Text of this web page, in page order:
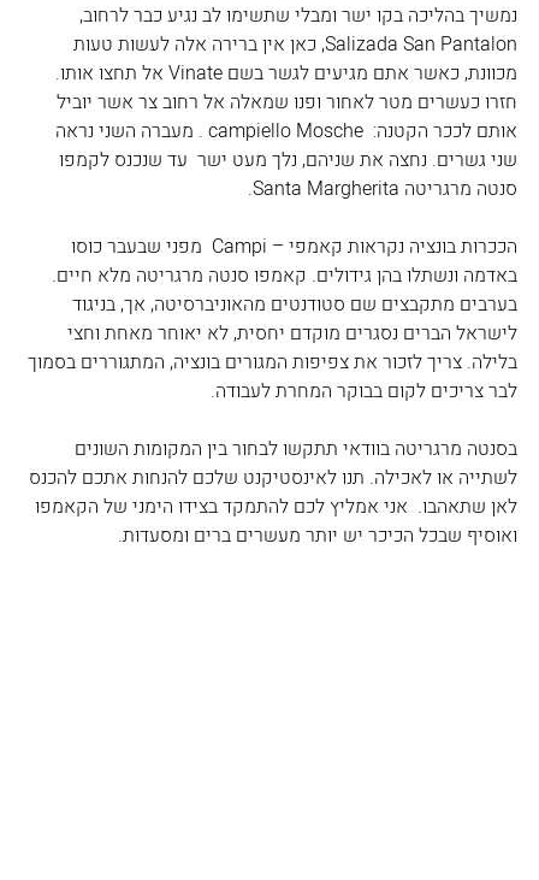
נמשיך בהליכה בקו ישר ומבלי שתשימו לב נגיע כבר לרחוב,
Salizada San Pantalon, כאן אין ברירה אלה לעשות טעות
מכוונת, כאשר אתם מגיעים לגשר בשם Vinate אל תחצו אותו.
חזרו כעשרים מטר לאחור ופנו שמאלה אל רחוב צר אשר יוביל
אותם לככר הקטנה:  campiello Mosche . מעברה השני נראה
שני גשרים. נחצה את שניהם, נלך מעט ישר  עד שנכנס לקמפו
סנטה מרגריטה Santa Margherita.
הככרות בונציה נקראות קאמפי – Campi  מפני שבעבר כוסו
באדמה ונשתלו בהן גידולים. קאמפו סנטה מרגריטה מלא חיים.
בערבים מתקבצים שם סטודנטים מהאוניברסיטה, אך, בניגוד
לישראל הברים נסגרים מוקדם יחסית, לא יאוחר מאחת וחצי
בלילה. צריך לזכור את צפיפות המגורים בונציה, המתגוררים בסמוך
לבר צריכים לקום בבוקר המחרת לעבודה.
בסנטה מרגריטה בוודאי תתקשו לבחור בין המקומות השונים
לשתייה או לאכילה. תנו לאינסטיקנט שלכם להנחות אתכם להכנס
לאן שתאהבו.  אני אמליץ לכם להתמקד בצידו הימני של הקאמפו
ואוסיף שבכל הכיכר יש יותר מעשרים ברים ומסעדות.